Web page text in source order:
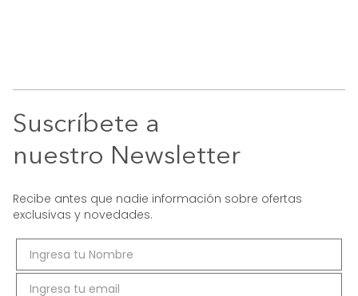
Suscríbete a
nuestro Newsletter
Recibe antes que nadie información sobre ofertas
exclusivas y novedades.